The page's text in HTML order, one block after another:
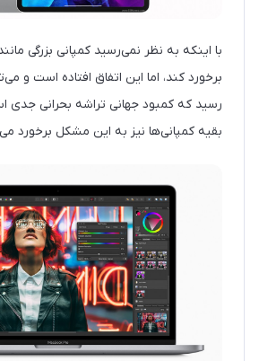
با اینکه به نظر نمی‌رسید کمپانی بزرگی
برخورد کند، اما این اتفاق افتاده است و
رسید که کمبود جهانی تراشه بحرانی جدی
بقیه کمپانی‌ها نیز به این مشکل برخورد